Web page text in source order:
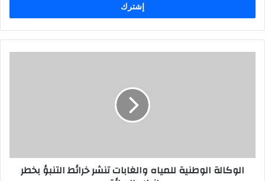
الوكالة الوطنية للمياه والغابات تنشر خرائط التنبؤ بخطر